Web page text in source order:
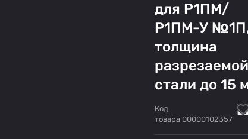
для Р1ПМ/
Р1ПМ-У
толщина
разрезаемой
стали до 15
Код
товара 00000102357